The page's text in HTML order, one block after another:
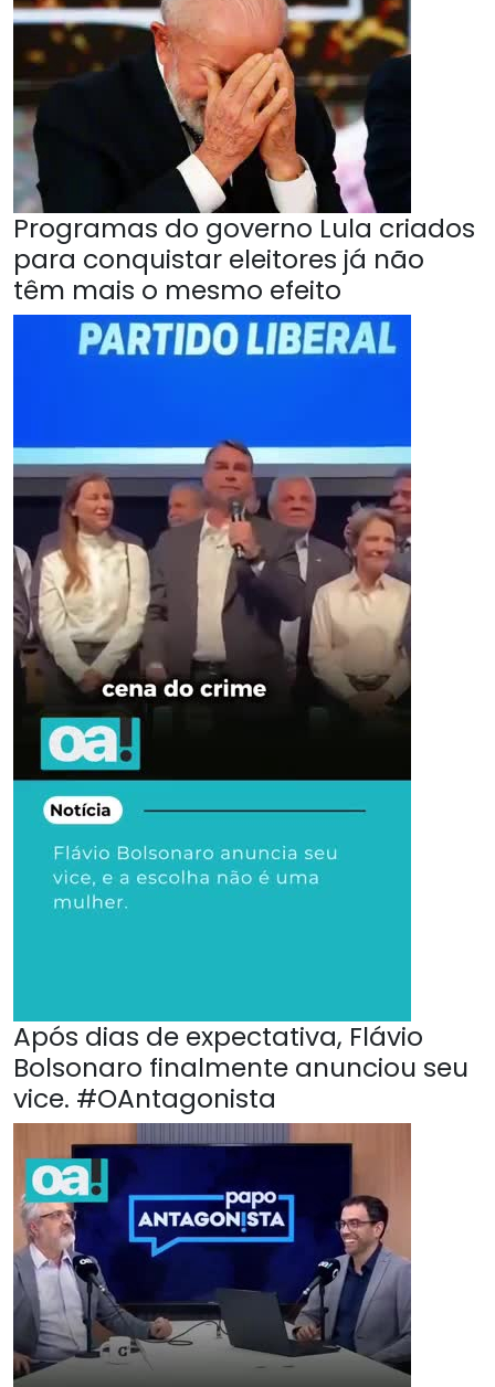
Programas do governo Lula criados
para conquistar eleitores já não
têm mais o mesmo efeito
Após dias de expectativa, Flávio
Bolsonaro finalmente anunciou seu
vice. #OAntagonista